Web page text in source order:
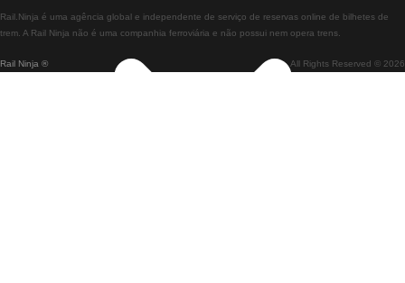
Comboios De Lisboa A Braga
Comboios De Braga A Lisboa
Rail Ninja ® All Rights Reserved © 2026
Rail.Ninja é uma agência global e independente de serviço de reservas online de bilhetes de
trem. A Rail Ninja não é uma companhia ferroviária e não possui nem opera trens.